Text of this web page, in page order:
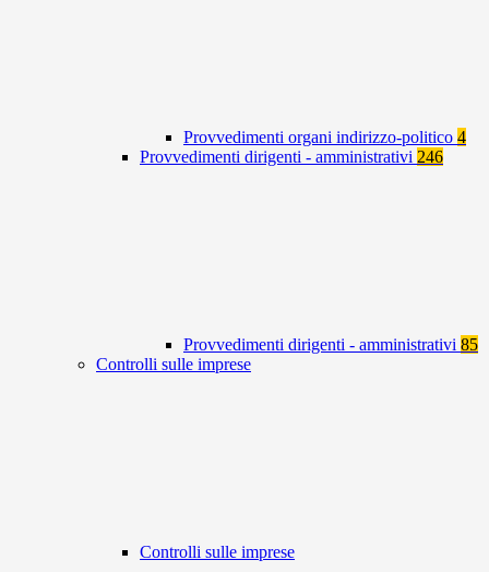
Provvedimenti organi indirizzo-politico 4
Provvedimenti dirigenti - amministrativi 246
Provvedimenti dirigenti - amministrativi 85
Controlli sulle imprese
Controlli sulle imprese